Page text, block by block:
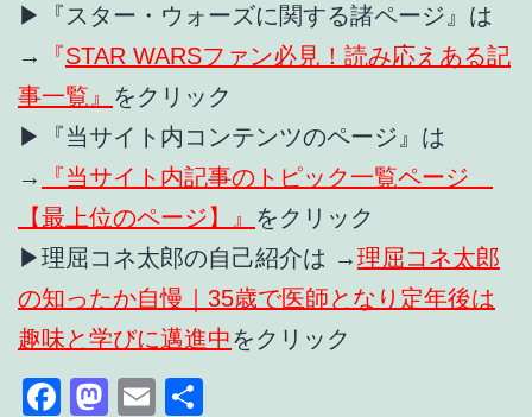
▶『スター・ウォーズに関する諸ページ』は
→
『STAR WARSファン必見！読み応えある記
事一覧』 をクリック
▶『当サイト内コンテンツのページ』は
→
『当サイト内記事のトピック一覧ページ
【最上位のページ】』 をクリック
▶理屈コネ太郎の自己紹介は →理屈コネ太郎
の知ったか自慢｜35歳で医師となり定年後は
趣味と学びに邁進中をクリック
Facebook
Mastodon
Email